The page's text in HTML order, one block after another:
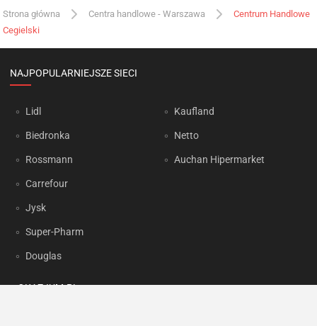
Strona główna Centra handlowe - Warszawa
Centrum Handlowe
Cegielski
NAJPOPULARNIEJSZE SIECI
Lidl
Biedronka
Rossmann
Carrefour
Jysk
Super-Pharm
Douglas
Kaufland
Netto
Auchan Hipermarket
OKAZJUM.PL